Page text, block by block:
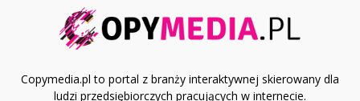
Copymedia.pl to portal z branży interaktywnej skierowany dla
ludzi przedsiębiorczych pracujących w internecie.